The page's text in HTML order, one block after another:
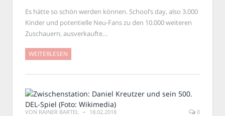
Es hätte so schön werden können. School’s day, also 3.000
Kinder und potentielle Neu-Fans zu den 10.000 weiteren
Zuschauern, ausverkaufte…
WEITERLESEN
VON RAINER BARTEL 18.02.2018 0